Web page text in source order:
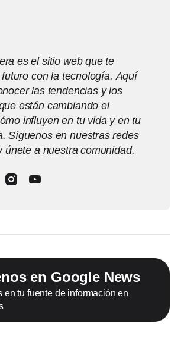
es el sitio web que te
con la tecnología. Aquí
las tendencias y los
están cambiando el
influyen en tu vida y en tu
Síguenos en nuestras redes
únete a nuestra comunidad.
en Google News
en tu fuente de información en